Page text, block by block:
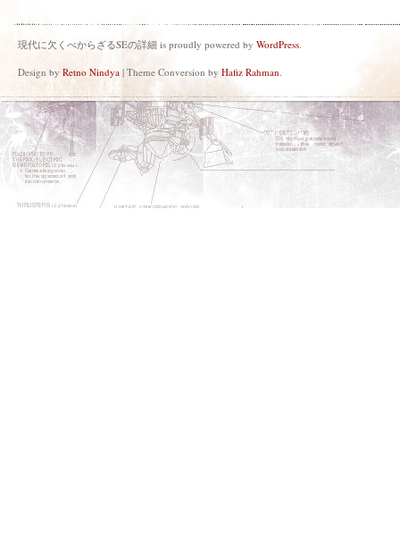
現代に欠くべからざるSEの詳細 is proudly powered by WordPress.
Design by Retno Nindya | Theme Conversion by Hafiz Rahman.